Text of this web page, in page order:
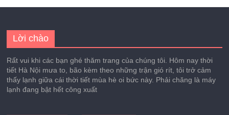
Lời chào
Rất vui khi các bạn ghé thăm trang của chúng tôi. Hôm nay thời
tiết Hà Nội mưa to, bão kèm theo những trận gió rít, tôi trở cảm
thấy lạnh giữa cái thời tiết mùa hè oi bức này. Phải chăng là máy
lạnh đang bật hết công xuất